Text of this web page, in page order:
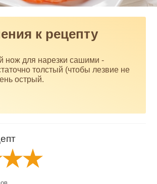
к рецепту
нож для нарезки сашими -
толстый (чтобы лезвие не
острый.